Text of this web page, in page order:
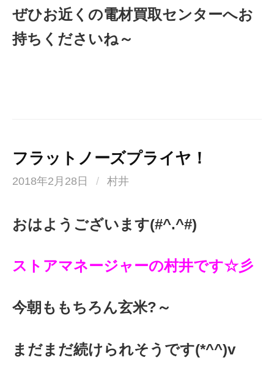
ぜひお近くの電材買取センターへお
持ちくださいね～
フラットノーズプライヤ！
2018年2月28日 / 村井
おはようございます(#^.^#)
ストアマネージャーの村井です☆彡
今朝ももちろん玄米?～
まだまだ続けられそうです(*^^)v